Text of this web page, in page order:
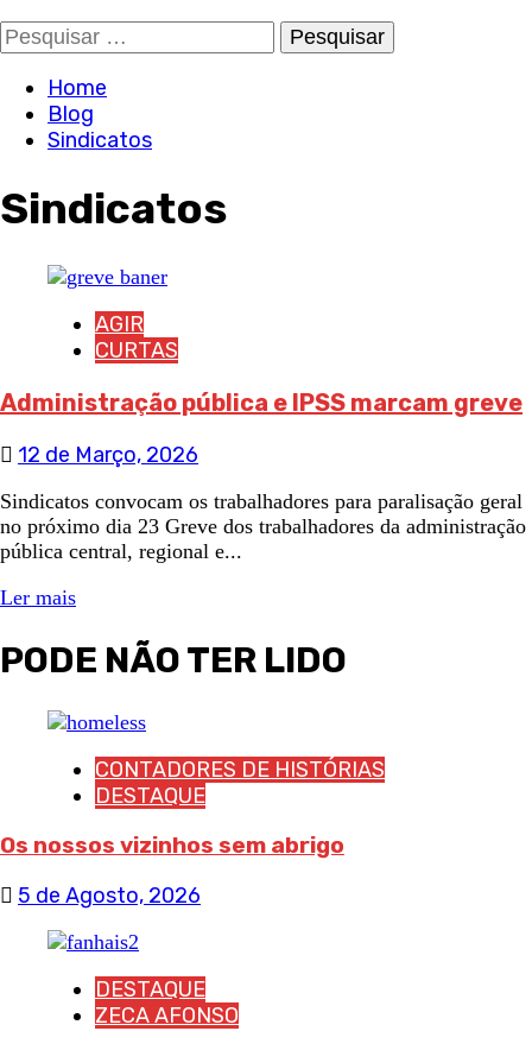
Pesquisar
por:
Home
Blog
Sindicatos
Sindicatos
AGIR
CURTAS
Administração pública e IPSS marcam greve
12 de Março, 2026
Sindicatos convocam os trabalhadores para paralisação geral
no próximo dia 23 Greve dos trabalhadores da administração
pública central, regional e...
Ler mais
PODE NÃO TER LIDO
CONTADORES DE HISTÓRIAS
DESTAQUE
Os nossos vizinhos sem abrigo
5 de Agosto, 2026
DESTAQUE
ZECA AFONSO